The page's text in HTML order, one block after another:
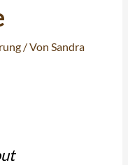
/ Von Sandra